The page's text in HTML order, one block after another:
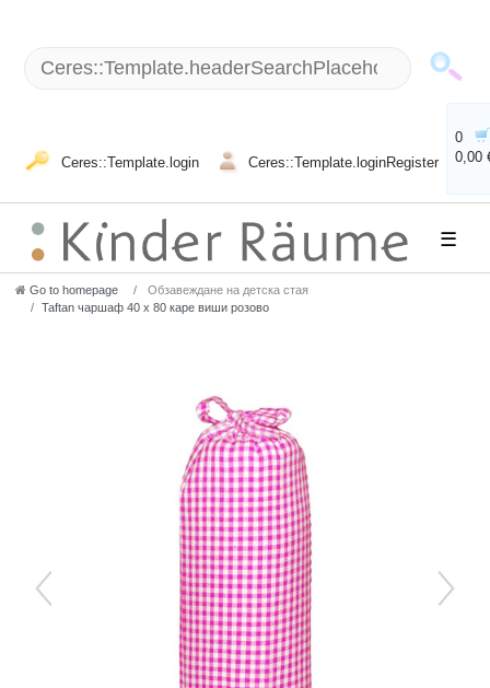
Ceres::Template.login Ceres::Template.loginRegister
0
0,00
☰
Go to homepage
Обзавеждане на детска стая
Taftan чаршаф 40 x 80 каре виши розово